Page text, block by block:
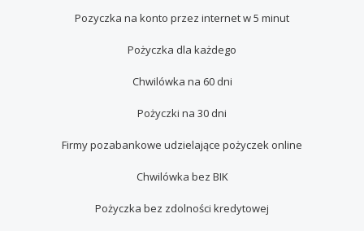
Pozyczka na konto przez internet w 5 minut
Pożyczka dla każdego
Chwilówka na 60 dni
Pożyczki na 30 dni
Firmy pozabankowe udzielające pożyczek online
Сhwilówka bez BIK
Pożyczka bez zdolności kredytowej